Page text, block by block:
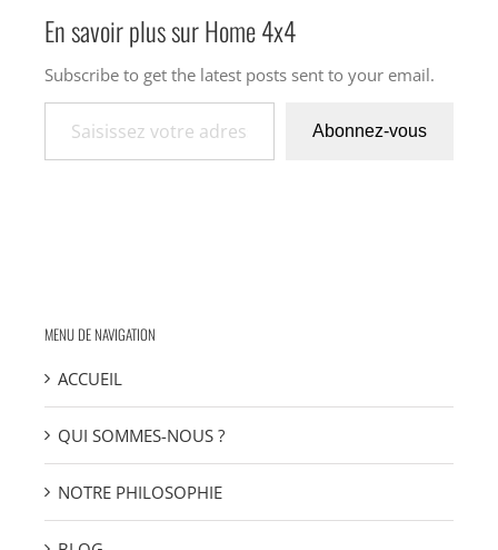
En savoir plus sur Home 4x4
Subscribe to get the latest posts sent to your email.
Saisissez votre adresse e-mail…
Abonnez-vous
MENU DE NAVIGATION
ACCUEIL
QUI SOMMES-NOUS ?
NOTRE PHILOSOPHIE